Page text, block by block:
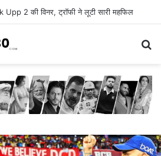
2 की विनर, ट्रॉफी ने लूटी सारी महफिल